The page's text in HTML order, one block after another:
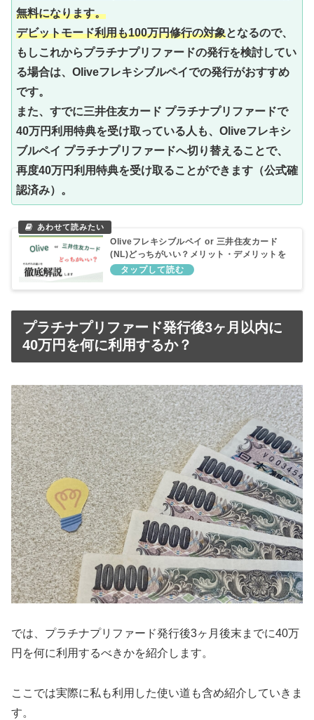
無料になります。
デビットモード利用も100万円修行の対象となるので、
もしこれからプラチナプリファードの発行を検討してい
る場合は、Oliveフレキシブルペイでの発行がおすすめ
です。
また、すでに三井住友カード プラチナプリファードで
40万円利用特典を受け取っている人も、Oliveフレキシ
ブルペイ プラチナプリファードへ切り替えることで、
再度40万円利用特典を受け取ることができます（公式確
認済み）。
Oliveフレキシブルペイ or 三井住友カード
(NL)どっちがいい？メリット・デメリットを
解説します。
プラチナプリファード発行後3ヶ月以内に
40万円を何に利用するか？
では、プラチナプリファード発行後3ヶ月後末までに40万
円を何に利用するべきかを紹介します。
ここでは実際に私も利用した使い道も含め紹介していきま
す。